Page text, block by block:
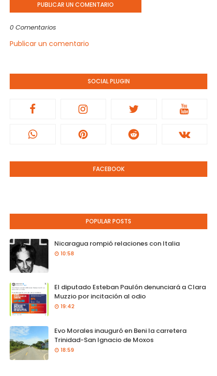
PUBLICAR UN COMENTARIO
0 Comentarios
Publicar un comentario
SOCIAL PLUGIN
FACEBOOK
POPULAR POSTS
Nicaragua rompió relaciones con Italia
10:58
El diputado Esteban Paulón denunciará a Clara
Muzzio por incitación al odio
19:42
Evo Morales inauguró en Beni la carretera
Trinidad-San Ignacio de Moxos
18:59